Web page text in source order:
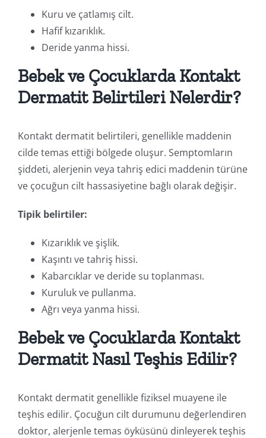
Kuru ve çatlamış cilt.
Hafif kızarıklık.
Deride yanma hissi.
Bebek ve Çocuklarda Kontakt
Dermatit Belirtileri Nelerdir?
Kontakt dermatit belirtileri, genellikle maddenin
cilde temas ettiği bölgede oluşur. Semptomların
şiddeti, alerjenin veya tahriş edici maddenin türüne
ve çocuğun cilt hassasiyetine bağlı olarak değişir.
Tipik belirtiler:
Kızarıklık ve şişlik.
Kaşıntı ve tahriş hissi.
Kabarcıklar ve deride su toplanması.
Kuruluk ve pullanma.
Ağrı veya yanma hissi.
Bebek ve Çocuklarda Kontakt
Dermatit Nasıl Teşhis Edilir?
Kontakt dermatit genellikle fiziksel muayene ile
teşhis edilir. Çocuğun cilt durumunu değerlendiren
doktor, alerjenle temas öyküsünü dinleyerek teşhis